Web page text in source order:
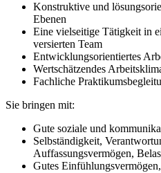
Konstruktive und
Ebenen
Eine vielseitige Tätigkeit in
versierten Team
Entwicklungsorientiertes
Wertschätzendes
Fachliche
Sie bringen mit:
Gute soziale und
Selbständigkeit,
Auffassungsvermögen,
Gutes